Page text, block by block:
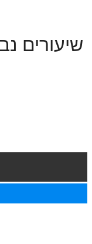
שיעורים